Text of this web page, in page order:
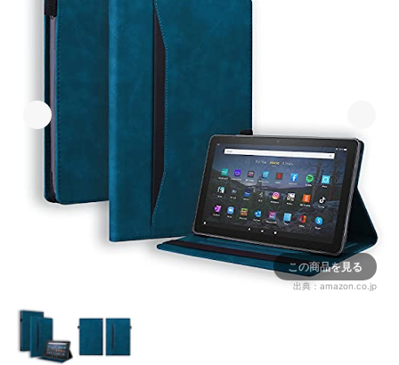
この商品を見る
出典： amazon.co.jp